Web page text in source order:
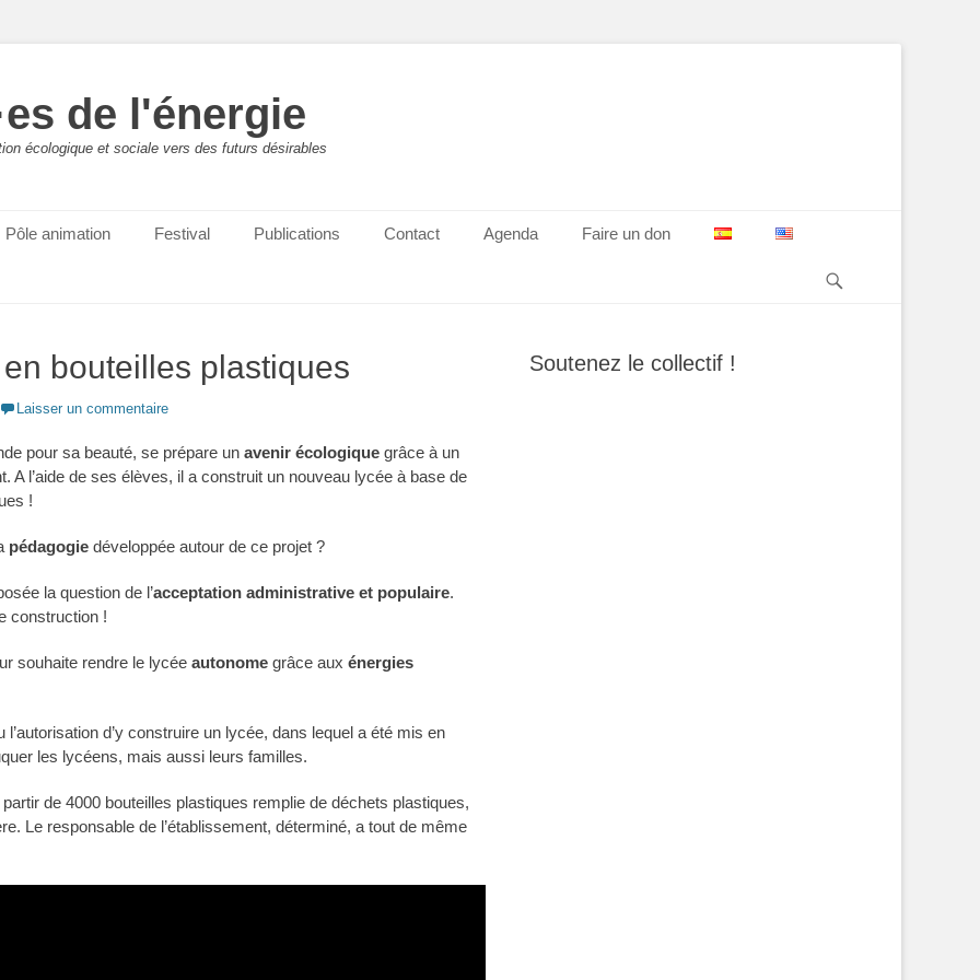
de l'énergie
écologique et sociale vers des futurs désirables
Pôle animation Festival Publications Contact Agenda Faire un don
bouteilles plastiques
Laisser un commentaire
pour sa beauté, se prépare un avenir écologique grâce à un
l’aide de ses élèves, il a construit un nouveau lycée à base de
!
pédagogie développée autour de ce projet ?
la question de l’acceptation administrative et populaire.
construction !
souhaite rendre le lycée autonome grâce aux énergies
d’y construire un lycée, dans lequel a été mis en
les lycéens, mais aussi leurs familles.
de 4000 bouteilles plastiques remplie de déchets plastiques,
Le responsable de l’établissement, déterminé, a tout de même
Soutenez le collectif !